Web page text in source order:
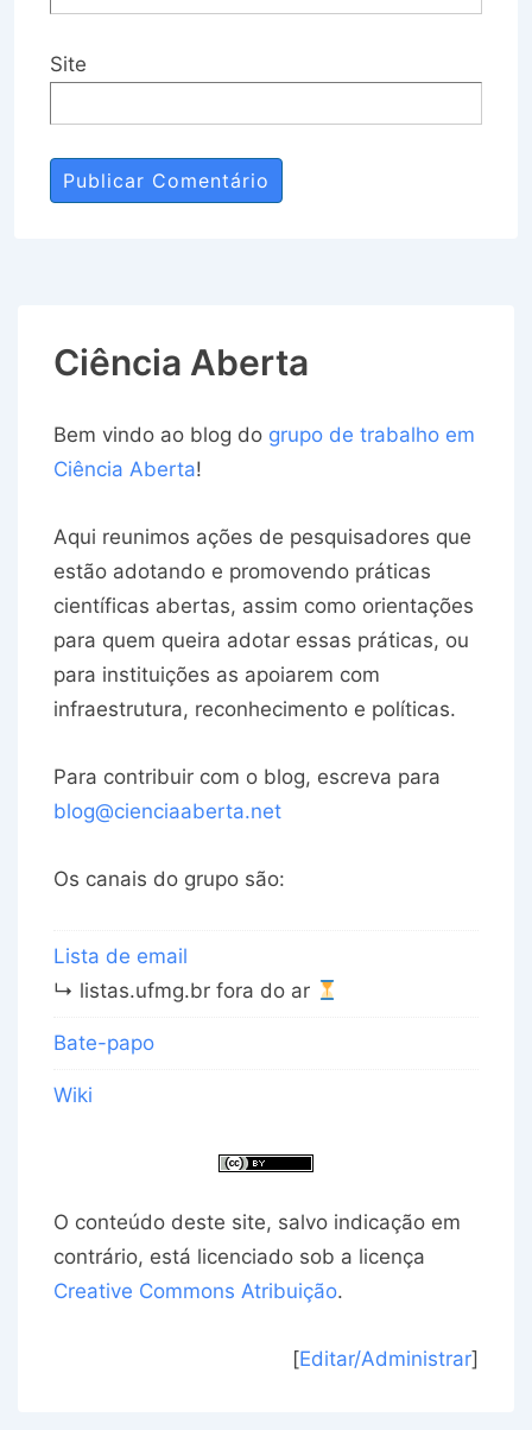
Site
Ciência Aberta
Bem vindo ao blog do grupo de trabalho em
Ciência Aberta!
Aqui reunimos ações de pesquisadores que
estão adotando e promovendo práticas
científicas abertas, assim como orientações
para quem queira adotar essas práticas, ou
para instituições as apoiarem com
infraestrutura, reconhecimento e políticas.
Para contribuir com o blog, escreva para
blog@cienciaaberta.net
Os canais do grupo são:
Lista de email
↳ listas.ufmg.br fora do ar
Bate-papo
Wiki
O conteúdo deste site, salvo indicação em
contrário, está licenciado sob a licença
Creative Commons Atribuição.
[Editar/Administrar]